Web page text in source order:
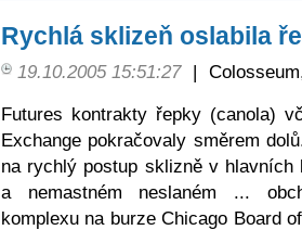
Rychlá sklizeň oslabila
19.10.2005 15:51:27 |
Futures kontrakty řepky (canola)
Exchange pokračovaly směrem
na rychlý postup sklizně v
a nemastném neslaném ...
komplexu na burze Chicago Board